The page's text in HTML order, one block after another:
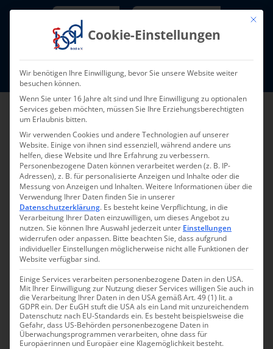
Skip
Fort- und Weiterbildung I Termine
Registrierung
Bitte füllen Sie die nachfolgenden Felder aus,
um sich für die Webseite zu registrieren. Die
mit einem * gekennzeichneten Felder sind
Pflichtfelder. Nach Ihrer Registrierung
erhalten Sie eine E-Mail zur Bestätigung Ihrer
Anmeldung.
Mit
Cookie-Einstellungen
Wir benötigen Ihre Einwilligung, bevor Sie unsere Website weiter
besuchen können.
Wenn Sie unter 16 Jahre alt sind und Ihre Einwilligung zu optionalen
Services geben möchten, müssen Sie Ihre Erziehungsberechtigten
um Erlaubnis bitten.
Wir verwenden Cookies und andere Technologien auf unserer
Website. Einige von ihnen sind essenziell, während andere uns
helfen, diese Website und Ihre Erfahrung zu verbessern.
Personenbezogene Daten können verarbeitet werden (z. B. IP-
Adressen), z. B. für personalisierte Anzeigen und Inhalte oder die
Messung von Anzeigen und Inhalten.Weitere Informationen über die
Verwendung Ihrer Daten finden Sie in unserer
Datenschutzerklärung. Es besteht keine Verpflichtung, in die
Verarbeitung Ihrer Daten einzuwilligen, um dieses Angebot zu
nutzen.Sie können Ihre Auswahl jederzeit unter Einstellungen
widerrufen oder anpassen. Bitte beachten Sie, dass aufgrund
individueller Einstellungen möglicherweise nicht alle Funktionen der
Website verfügbar sind.
Einige Services verarbeiten personenbezogene Daten in den USA.
Mit Ihrer Einwilligung zur Nutzung dieser Services willigen Sie auch in
die Verarbeitung Ihrer Daten in den USA gemäß Art. 49 (1) lit. a
GDPR ein. Der EuGH stuft die USA als ein Land mit unzureichendem
Datenschutz nach EU-Standards ein. Es besteht beispielsweise die
Gefahr, dass US-Behörden personenbezogene Daten in
Überwachungsprogrammen verarbeiten, ohne dass für
Europäerinnen und Europäer eine Klagemöglichkeit besteht.